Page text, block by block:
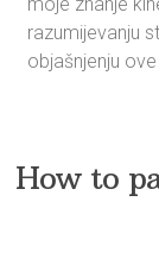
razumijevanju
objašnjenju
How to